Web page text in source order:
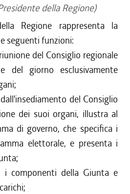
della Regione)
Regione rappresenta la
seguenti funzioni:
del Consiglio regionale
del giorno esclusivamente
del Consiglio
dei suoi organi, illustra al
di governo, che specifica i
elettorale, e presenta i
i componenti della Giunta e